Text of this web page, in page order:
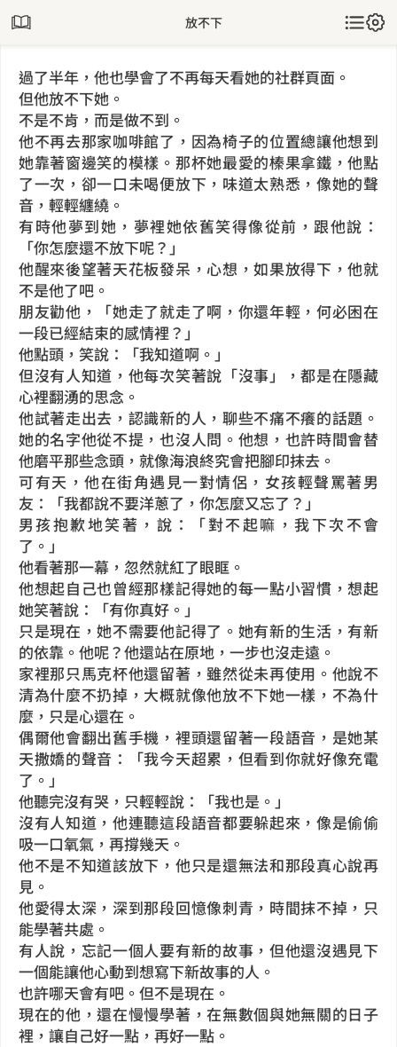
放不下
過了半年，他也學會了不再每天看她的社群頁面。
但他放不下她。
不是不肯，而是做不到。
他不再去那家咖啡館了，因為椅子的位置總讓他想到
她靠著窗邊笑的模樣。那杯她最愛的榛果拿鐵，他點
了一次，卻一口未喝便放下，味道太熟悉，像她的聲
音，輕輕纏繞。
有時他夢到她，夢裡她依舊笑得像從前，跟他說：
「你怎麼還不放下呢？」
他醒來後望著天花板發呆，心想，如果放得下，他就
不是他了吧。
朋友勸他，「她走了就走了啊，你還年輕，何必困在
一段已經結束的感情裡？」
他點頭，笑說：「我知道啊。」
但沒有人知道，他每次笑著說「沒事」，都是在隱藏
心裡翻湧的思念。
他試著走出去，認識新的人，聊些不痛不癢的話題。
她的名字他從不提，也沒人問。他想，也許時間會替
他磨平那些念頭，就像海浪終究會把腳印抹去。
可有天，他在街角遇見一對情侶，女孩輕聲罵著男
友：「我都說不要洋蔥了，你怎麼又忘了？」
男孩抱歉地笑著，說：「對不起嘛，我下次不會
了。」
他看著那一幕，忽然就紅了眼眶。
他想起自己也曾經那樣記得她的每一點小習慣，想起
她笑著說：「有你真好。」
只是現在，她不需要他記得了。她有新的生活，有新
的依靠。他呢？他還站在原地，一步也沒走遠。
家裡那只馬克杯他還留著，雖然從未再使用。他說不
清為什麼不扔掉，大概就像他放不下她一樣，不為什
麼，只是心還在。
偶爾他會翻出舊手機，裡頭還留著一段語音，是她某
天撒嬌的聲音：「我今天超累，但看到你就好像充電
了。」
他聽完沒有哭，只輕輕說：「我也是。」
沒有人知道，他連聽這段語音都要躲起來，像是偷偷
吸一口氧氣，再撐幾天。
他不是不知道該放下，他只是還無法和那段真心說再
見。
他愛得太深，深到那段回憶像刺青，時間抹不掉，只
能學著共處。
有人說，忘記一個人要有新的故事，但他還沒遇見下
一個能讓他心動到想寫下新故事的人。
也許哪天會有吧。但不是現在。
現在的他，還在慢慢學著，在無數個與她無關的日子
裡，讓自己好一點，再好一點。